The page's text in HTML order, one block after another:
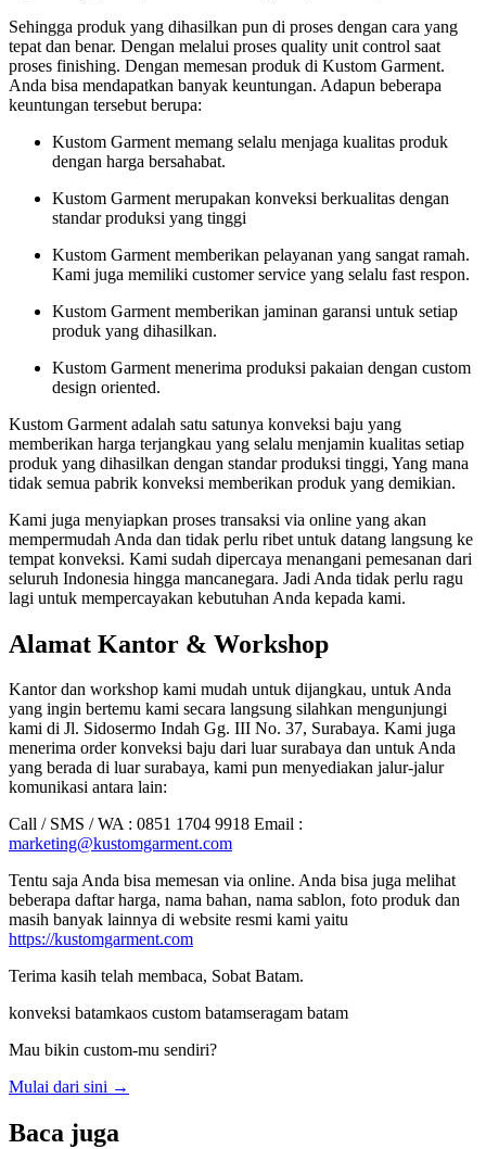
Sehingga produk yang dihasilkan pun di proses dengan cara yang
tepat dan benar. Dengan melalui proses quality unit control saat
proses finishing. Dengan memesan produk di Kustom Garment.
Anda bisa mendapatkan banyak keuntungan. Adapun beberapa
keuntungan tersebut berupa:
Kustom Garment memang selalu menjaga kualitas produk
dengan harga bersahabat.
Kustom Garment merupakan konveksi berkualitas dengan
standar produksi yang tinggi
Kustom Garment memberikan pelayanan yang sangat ramah.
Kami juga memiliki customer service yang selalu fast respon.
Kustom Garment memberikan jaminan garansi untuk setiap
produk yang dihasilkan.
Kustom Garment menerima produksi pakaian dengan custom
design oriented.
Kustom Garment adalah satu satunya konveksi baju yang
memberikan harga terjangkau yang selalu menjamin kualitas setiap
produk yang dihasilkan dengan standar produksi tinggi, Yang mana
tidak semua pabrik konveksi memberikan produk yang demikian.
Kami juga menyiapkan proses transaksi via online yang akan
mempermudah Anda dan tidak perlu ribet untuk datang langsung ke
tempat konveksi. Kami sudah dipercaya menangani pemesanan dari
seluruh Indonesia hingga mancanegara. Jadi Anda tidak perlu ragu
lagi untuk mempercayakan kebutuhan Anda kepada kami.
Alamat Kantor & Workshop
Kantor dan workshop kami mudah untuk dijangkau, untuk Anda
yang ingin bertemu kami secara langsung silahkan mengunjungi
kami di Jl. Sidosermo Indah Gg. III No. 37, Surabaya. Kami juga
menerima order konveksi baju dari luar surabaya dan untuk Anda
yang berada di luar surabaya, kami pun menyediakan jalur-jalur
komunikasi antara lain:
Call / SMS / WA : 0851 1704 9918 Email :
marketing@kustomgarment.com
Tentu saja Anda bisa memesan via online. Anda bisa juga melihat
beberapa daftar harga, nama bahan, nama sablon, foto produk dan
masih banyak lainnya di website resmi kami yaitu
https://kustomgarment.com
Terima kasih telah membaca, Sobat Batam.
konveksi batamkaos custom batamseragam batam
Mau bikin custom-mu sendiri?
Mulai dari sini →
Baca juga